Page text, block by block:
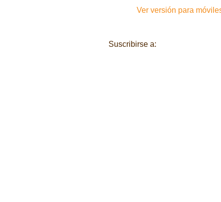
Ver versión para
Suscribirse a: